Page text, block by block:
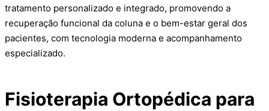
tratamento personalizado e integrado, promovendo a
recuperação funcional da coluna e o bem-estar geral dos
pacientes, com tecnologia moderna e acompanhamento
especializado.
Fisioterapia Ortopédica para